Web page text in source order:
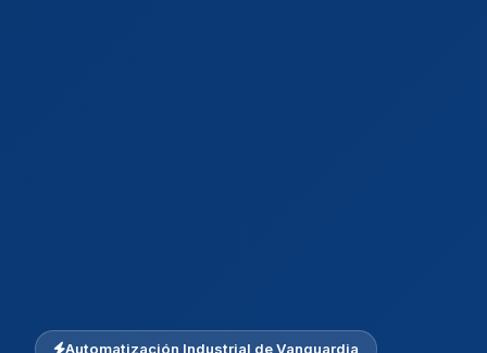
Automatización Industrial de Vanguardia